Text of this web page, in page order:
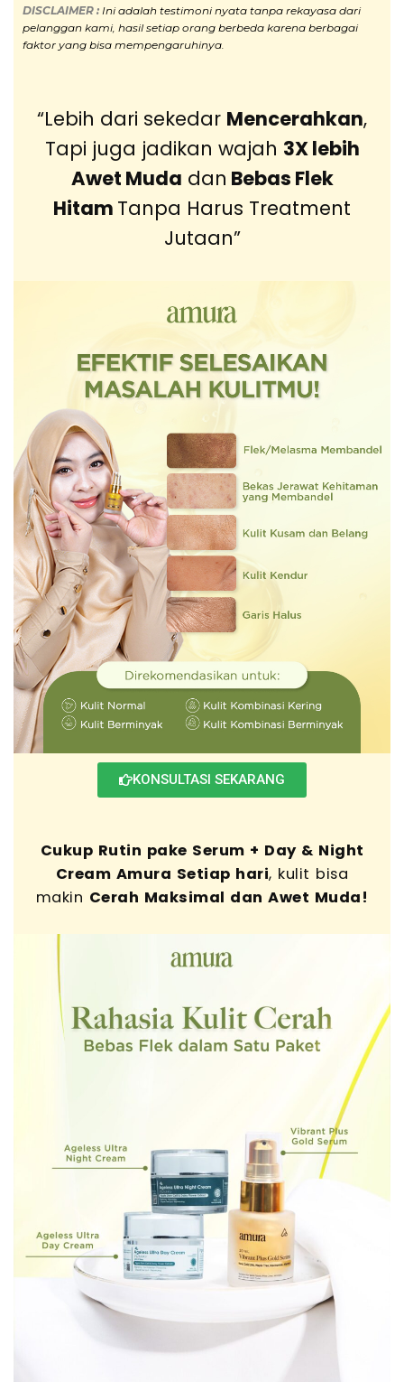
DISCLAIMER : Ini adalah testimoni nyata tanpa rekayasa dari
pelanggan kami, hasil setiap orang berbeda karena berbagai
faktor yang bisa mempengaruhinya.
“Lebih dari sekedar Mencerahkan,
Tapi juga jadikan wajah 3X lebih
Awet Muda dan Bebas Flek
Hitam Tanpa Harus Treatment
Jutaan”
KONSULTASI SEKARANG
Cukup Rutin pake Serum + Day & Night
Cream Amura Setiap hari, kulit bisa
makin Cerah Maksimal dan Awet Muda!